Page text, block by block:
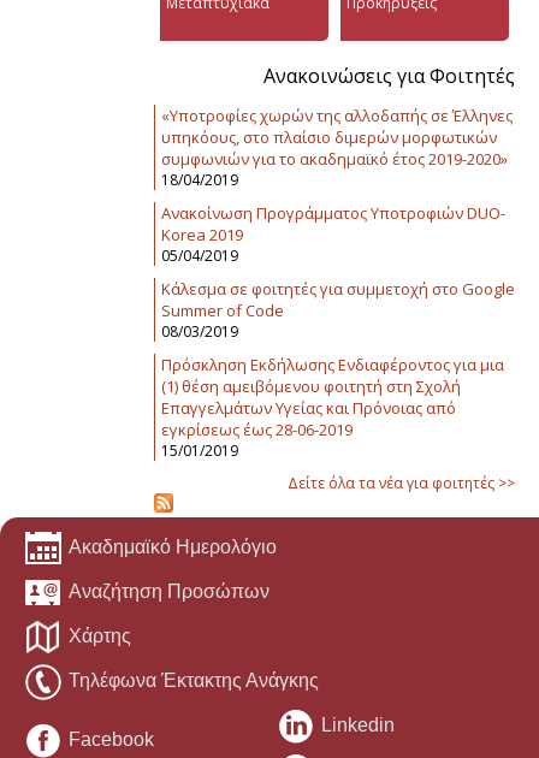
Ανακοινώσεις για Φοιτητές
«Υποτροφίες χωρών της αλλοδαπής σε Έλληνες
υπηκόους, στο πλαίσιο διμερών μορφωτικών
συμφωνιών για το ακαδημαϊκό έτος 2019-2020»
18/04/2019
Ανακοίνωση Προγράμματος Υποτροφιών DUO-
Korea 2019
05/04/2019
Κάλεσμα σε φοιτητές για συμμετοχή στο Google
Summer of Code
08/03/2019
Πρόσκληση Εκδήλωσης Ενδιαφέροντος για μια
(1) θέση αμειβόμενου φοιτητή στη Σχολή
Επαγγελμάτων Υγείας και Πρόνοιας από
εγκρίσεως έως 28-06-2019
15/01/2019
Δείτε όλα τα νέα για φοιτητές >>
Ακαδημαϊκό Ημερολόγιο
Αναζήτηση Προσώπων
Χάρτης
Τηλέφωνα Έκτακτης Ανάγκης
Facebook
Linkedin